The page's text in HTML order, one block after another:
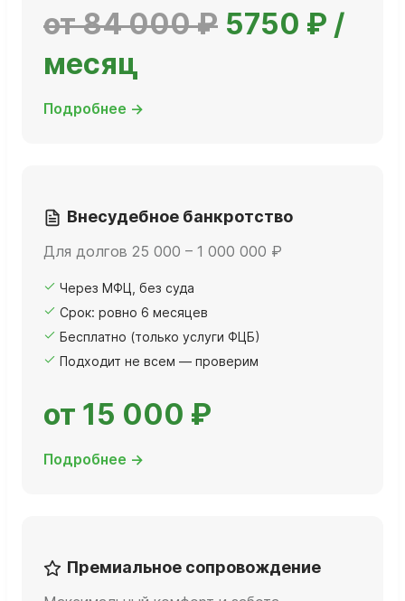
от 84 000 ₽ 5750 ₽ /
месяц
Подробнее →
Внесудебное банкротство
Для долгов 25 000 – 1 000 000 ₽
Через МФЦ, без суда
Срок: ровно 6 месяцев
Бесплатно (только услуги ФЦБ)
Подходит не всем — проверим
от 15 000 ₽
Подробнее →
Премиальное сопровождение